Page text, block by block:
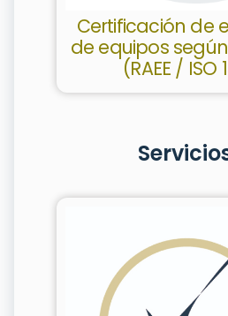
Certificación de
de equipos
(RAEE / ISO